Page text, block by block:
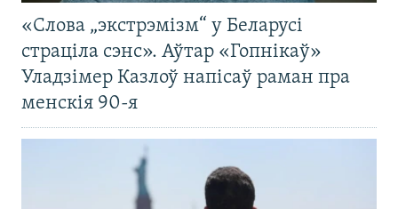
«Слова „экстрэмізм“ у Беларусі
страціла сэнс». Аўтар «Гопнікаў»
Уладзімер Казлоў напісаў раман пра
менскія 90-я